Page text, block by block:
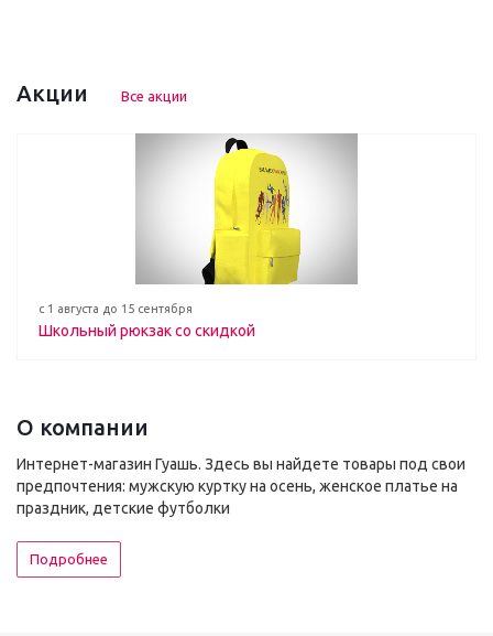
Акции Все акции
с 1 августа до 15 сентября
Школьный рюкзак со скидкой
О компании
Интернет-магазин Гуашь. Здесь вы найдете товары под свои
предпочтения: мужскую куртку на осень, женское платье на
праздник, детские футболки
Подробнее